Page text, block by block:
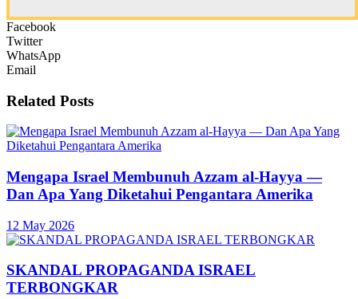
Facebook
Twitter
WhatsApp
Email
Related Posts
Mengapa Israel Membunuh Azzam al-Hayya —
Dan Apa Yang Diketahui Pengantara Amerika
12 May 2026
SKANDAL PROPAGANDA ISRAEL
TERBONGKAR